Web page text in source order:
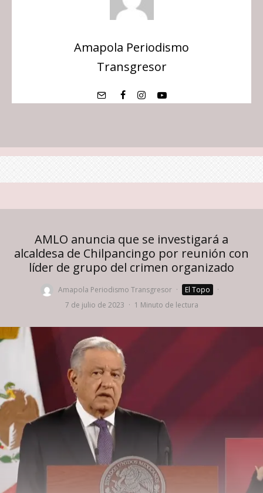
Amapola Periodismo
Transgresor
AMLO anuncia que se investigará a
alcaldesa de Chilpancingo por reunión con
líder de grupo del crimen organizado
Amapola Periodismo Transgresor · El Topo
·
7 de julio de 2023 · 1 Minuto de lectura